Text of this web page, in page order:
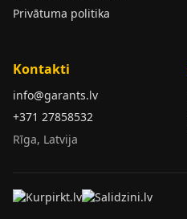
Privātuma politika
Kontakti
info@garants.lv
+371 27858532
Rīga, Latvija